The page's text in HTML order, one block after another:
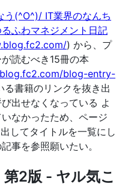
う(^O^)/ IT業界のなんち
ふわマネジメント日記
) から、プ
読むべき15冊の本
blog-entry-
る書籍のリンクを抜き出
出せなくなっている よ
なかったため、ページ
してタイトルを一覧にし
事を参照願いたい。
2版 - ヤル気こ